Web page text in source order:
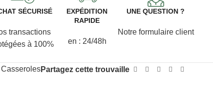
SÉCURISÉ
transactions
à 100%
EXPÉDITION
RAPIDE
en : 24/48h
UNE QUESTION ?
Notre formulaire client
CasserolesPartagez cette trouvaille